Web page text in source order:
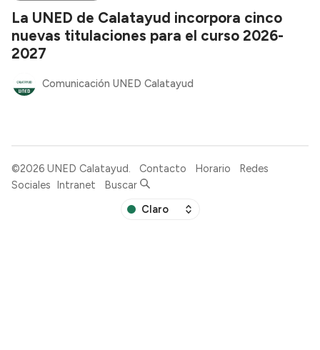
La UNED de Calatayud incorpora cinco
nuevas titulaciones para el curso 2026-
2027
Comunicación UNED Calatayud
©2026 UNED Calatayud. Contacto Horario
Redes
Sociales Intranet Buscar